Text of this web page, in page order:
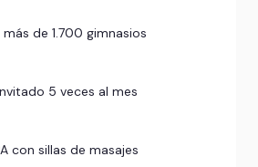
de 1.700 gimnasios
5 veces al mes
con sillas de masajes